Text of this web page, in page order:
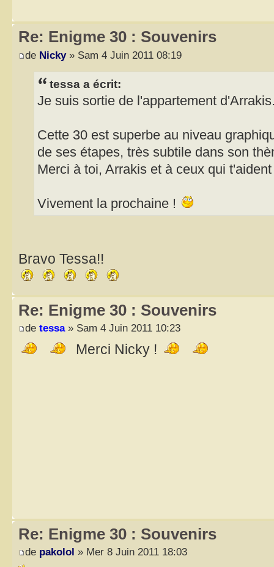
Re: Enigme 30 : Souvenirs
de Nicky» Sam 4 Juin 2011 08:19
tessa a écrit:
Je suis sortie de l'appartement
Cette 30 est superbe au niveau
de ses étapes, très subtile dans son
Merci à toi, Arrakis et à ceux qui
Vivement la prochaine !
Bravo Tessa!!
Re: Enigme 30 : Souvenirs
de tessa» Sam 4 Juin 2011 10:23
Merci Nicky !
Re: Enigme 30 : Souvenirs
de pakolol » Mer 8 Juin 2011 18:03